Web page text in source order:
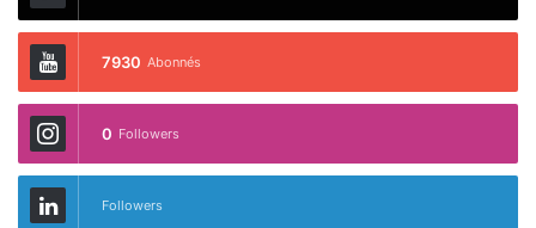
7930 Abonnés
0 Followers
Followers